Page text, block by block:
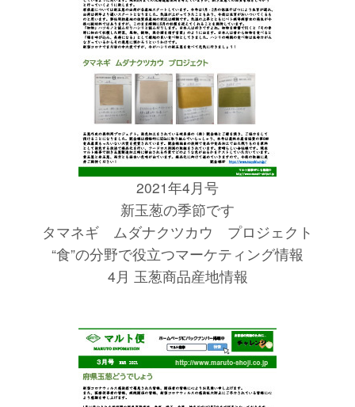
2021年4月号
新玉葱の季節です
タマネギ ムダナクツカウ プロジェクト
“食”の分野で役立つマーケティング情報
4月 玉葱商品産地情報